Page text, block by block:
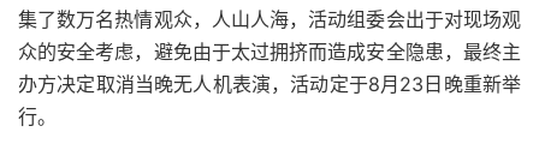
集了数万名热情观众，人山人海，活动组委会出于对现场观
众的安全考虑，避免由于太过拥挤而造成安全隐患，最终主
办方决定取消当晚无人机表演，活动定于8月23日晚重新举
行。